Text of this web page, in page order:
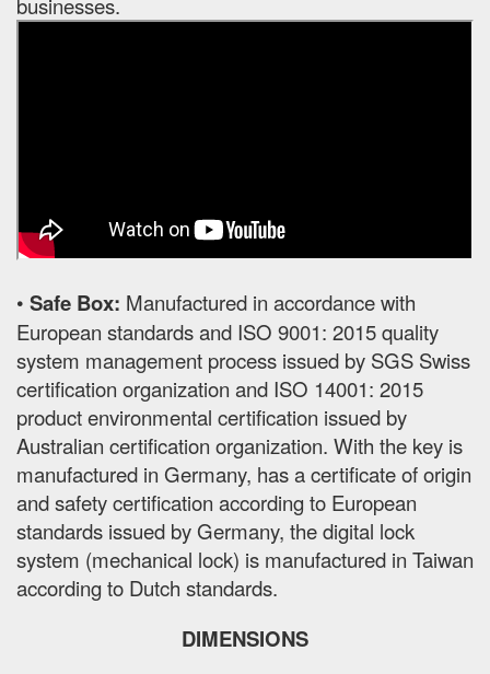
• Safe Box: Manufactured in accordance with
European standards and ISO 9001: 2015 quality
system management process issued by SGS Swiss
certification organization and ISO 14001: 2015
product environmental certification issued by
Australian certification organization. With the key is
manufactured in Germany, has a certificate of origin
and safety certification according to European
standards issued by Germany, the digital lock
system (mechanical lock) is manufactured in Taiwan
according to Dutch standards.
DIMENSIONS